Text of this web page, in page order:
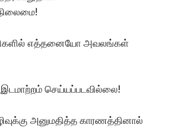
எத்தனையோ அவலங்கள்
செய்யப்படவில்லை!
அனுமதித்த காரணத்தினால்